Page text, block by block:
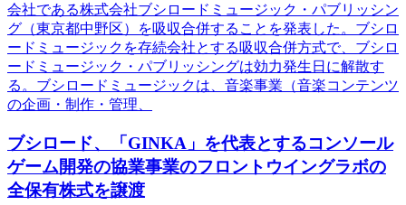
会社である株式会社ブシロードミュージック・パブリッシン
グ（東京都中野区）を吸収合併することを発表した。ブシロ
ードミュージックを存続会社とする吸収合併方式で、ブシロ
ードミュージック・パブリッシングは効力発生日に解散す
る。ブシロードミュージックは、音楽事業（音楽コンテンツ
の企画・制作・管理、
ブシロード、「GINKA」を代表とするコンソール
ゲーム開発の協業事業のフロントウイングラボの
全保有株式を譲渡